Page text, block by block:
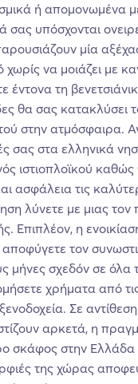
ή απομονωμένα
σας υπόσχονται
μία
χωρίς να μοιάζει με
έντονα τη
θα σας
στην ατμόσφαιρα.
σας στα ελληνικά
ιστιοπλοϊκού
ασφάλεια τις
λύνετε με μιας τον
Επιπλέον, η
τον
μήνες σχεδόν σε
χρήματα από τις
Σε
αρκετά, η
σκάφος στην
της χώρας